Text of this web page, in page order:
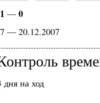
1 — 0
— 20.12.2007
дня на ход